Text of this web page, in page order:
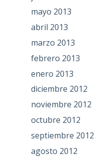
mayo 2013
abril 2013
marzo 2013
febrero 2013
enero 2013
diciembre 2012
noviembre 2012
octubre 2012
septiembre 2012
agosto 2012